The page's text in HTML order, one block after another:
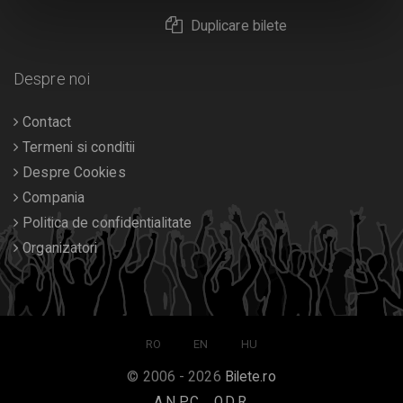
Duplicare bilete
Despre noi
Contact
Termeni si conditii
Despre Cookies
Compania
Politica de confidentialitate
Organizatori
RO EN HU
© 2006 - 2026 Bilete.ro